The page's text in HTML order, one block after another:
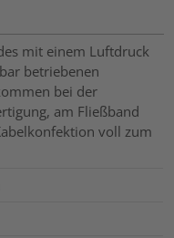
mit einem Luftdruck
betriebenen
bei der
am Fließband
voll zum